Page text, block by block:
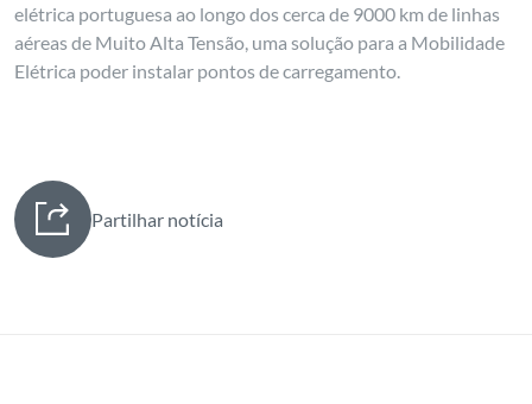
elétrica portuguesa ao longo dos cerca de 9000 km de linhas
aéreas de Muito Alta Tensão, uma solução para a Mobilidade
Elétrica poder instalar pontos de carregamento.
Partilhar notícia